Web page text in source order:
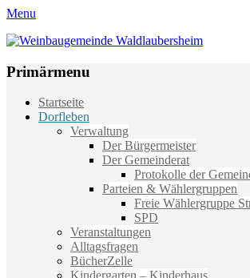
Menu
Weinbaugemeinde Waldlaubersheim
Primärmenu
Weiter
zum
Startseite
Dorfleben
Verwaltung
Der Bürgermeister
Der Gemeinderat
Protokolle der
Parteien & Wählergruppen
Freie Wählergruppe
SPD
Veranstaltungen
Alltagsfragen
BücherZelle